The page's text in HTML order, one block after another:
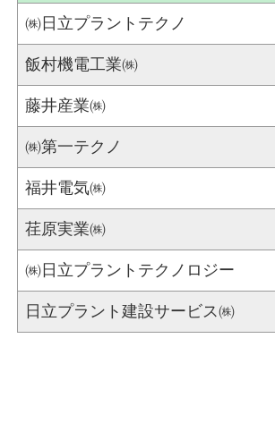
㈱日立プラントテクノ
飯村機電工業㈱
藤井産業㈱
㈱第一テクノ
福井電気㈱
荏原実業㈱
㈱日立プラントテクノロジー
日立プラント建設サービス㈱